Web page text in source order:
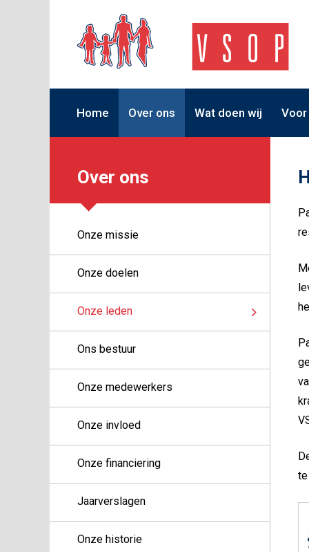
Home Over ons Wat doen wij
Over ons
Onze missie
Onze doelen
Onze leden
Ons bestuur
Onze medewerkers
Onze invloed
Onze financiering
Jaarverslagen
Onze historie